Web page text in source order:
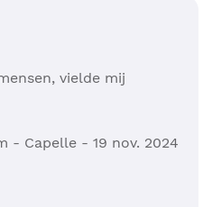
vielde mij
- Capelle - 19 nov. 2024